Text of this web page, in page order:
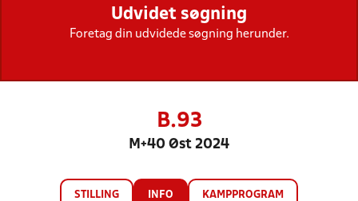
STILLINGER, RESULTATER, KLUBBER OG
HOLD
Udvidet søgning
Foretag din udvidede søgning herunder.
B.93
M+40 Øst 2024
STILLING INFO KAMPPROGRAM